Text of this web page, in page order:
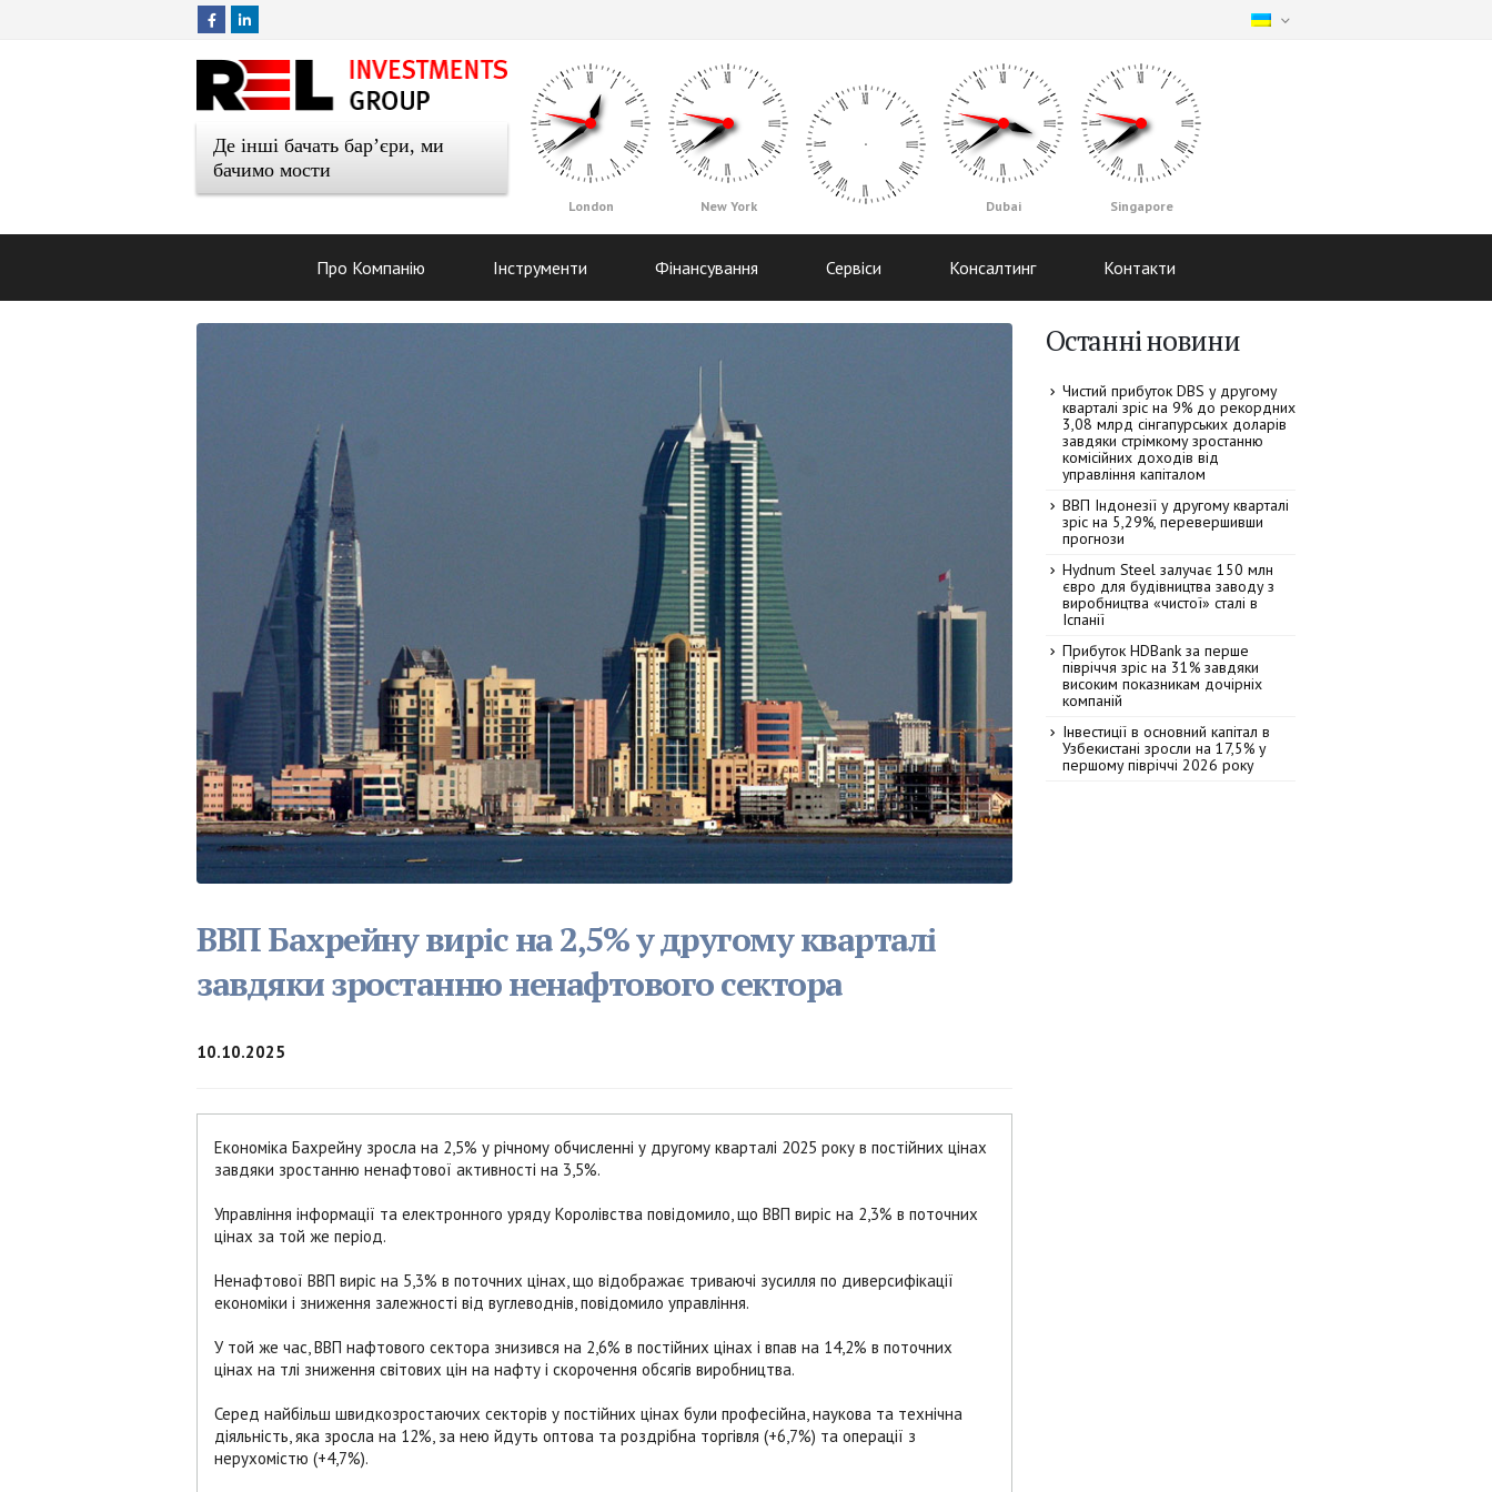
Де інші бачать бар’єри, ми
бачимо мости
London New York Dubai Singapore
Про Компанію Інструменти Фінансування Сервіси Консалтинг Контакти
ВВП Бахрейну виріс на 2,5% у другому кварталі
завдяки зростанню ненафтового сектора
10.10.2025
Економіка Бахрейну зросла на 2,5% у річному обчисленні у другому кварталі 2025 року в постійних цінах
завдяки зростанню ненафтової активності на 3,5%.
Управління інформації та електронного уряду Королівства повідомило, що ВВП виріс на 2,3% в поточних
цінах за той же період.
Ненафтової ВВП виріс на 5,3% в поточних цінах, що відображає триваючі зусилля по диверсифікації
економіки і зниження залежності від вуглеводнів, повідомило управління.
У той же час, ВВП нафтового сектора знизився на 2,6% в постійних цінах і впав на 14,2% в поточних
цінах на тлі зниження світових цін на нафту і скорочення обсягів виробництва.
Серед найбільш швидкозростаючих секторів у постійних цінах були професійна, наукова та технічна
діяльність, яка зросла на 12%, за нею йдуть оптова та роздрібна торгівля (+6,7%) та операції з
нерухомістю (+4,7%).
Останні новини
Чистий прибуток DBS у другому
кварталі зріс на 9% до рекордних
3,08 млрд сінгапурських доларів
завдяки стрімкому зростанню
комісійних доходів від
управління капіталом
ВВП Індонезії у другому кварталі
зріс на 5,29%, перевершивши
прогнози
Hydnum Steel залучає 150 млн
євро для будівництва заводу з
виробництва «чистої» сталі в
Іспанії
Прибуток HDBank за перше
півріччя зріс на 31% завдяки
високим показникам дочірніх
компаній
Інвестиції в основний капітал в
Узбекистані зросли на 17,5% у
першому півріччі 2026 року